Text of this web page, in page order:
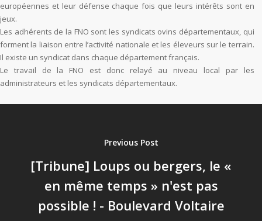
européennes et leur défense chaque fois que leurs intérêts sont en
jeux.
Les adhérents de la FNO sont les syndicats ovins départementaux, qui
forment la liaison entre l’activité nationale et les éleveurs sur le terrain.
Il existe un syndicat dans chaque département français.
Le travail de la FNO est donc relayé au niveau local par les
administrateurs et les syndicats départementaux.
Previous Post
[Tribune] Loups ou bergers, le «
en même temps » n'est pas
possible ! - Boulevard Voltaire